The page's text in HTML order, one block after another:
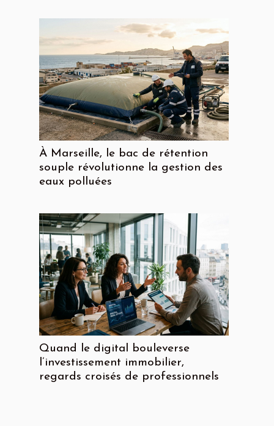
À Marseille, le bac de rétention
souple révolutionne la gestion des
eaux polluées
Quand le digital bouleverse
l’investissement immobilier,
regards croisés de professionnels